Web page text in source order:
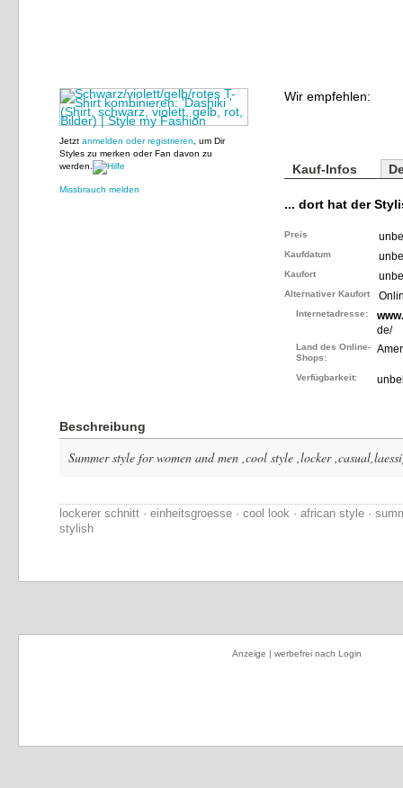
Jetzt anmelden oder registrieren , um Dir
Styles zu merken oder Fan davon zu
werden.
Missbrauch melden
Wir empfehlen:
Kauf-Infos
... dort hat der
Preis
Kaufdatum
Kaufort
Alternativer Kaufort
Internetadresse:
de/
Land des Online-
Shops:
Verfügbarkeit:
Beschreibung
Summer style for women and men ,cool style ,locker
lockerer schnitt · einheitsgroesse · cool look · african style ·
stylish
Anzeige | werbefrei nach Login